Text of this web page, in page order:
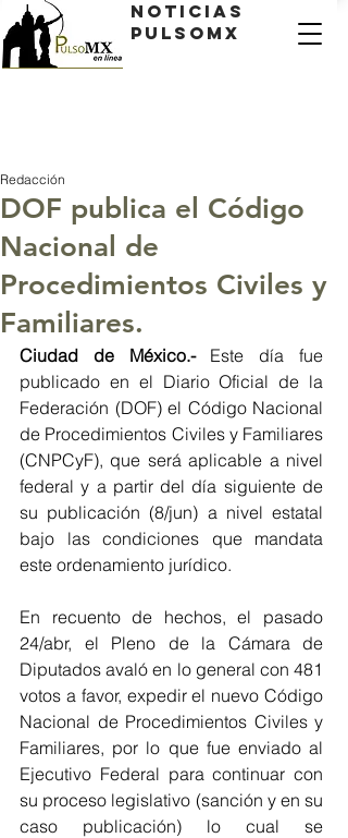
Noticias
PulsoMX
DOF publica el Código
Nacional de
Procedimientos Civiles y
Familiares.
Redacción
Ciudad de México.- Este día fue
publicado en el Diario Oficial de la
Federación (DOF) el Código Nacional
de Procedimientos Civiles y Familiares
(CNPCyF), que será aplicable a nivel
federal y a partir del día siguiente de
su publicación (8/jun) a nivel estatal
bajo las condiciones que mandata
este ordenamiento jurídico.
En recuento de hechos, el pasado
24/abr, el Pleno de la Cámara de
Diputados avaló en lo general con 481
votos a favor, expedir el nuevo Código
Nacional de Procedimientos Civiles y
Familiares, por lo que fue enviado al
Ejecutivo Federal para continuar con
su proceso legislativo (sanción y en su
caso publicación) lo cual se